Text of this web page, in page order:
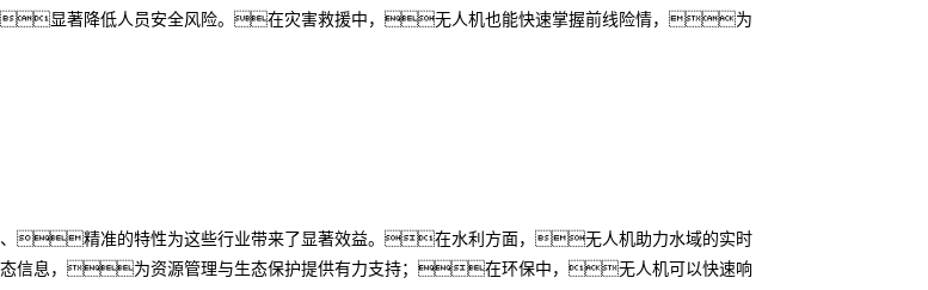
显著降低人员安全风险。在灾害救援中，无人机也能快速掌握前线险情，为
精准的特性为这些行业带来了显著效益。在水利方面，无人机助力水域的实时
信息，为资源管理与生态保护提供有力支持；在环保中，无人机可以快速响